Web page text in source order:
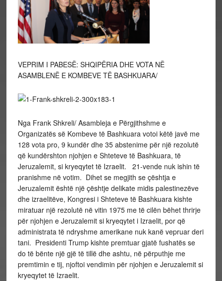
VEPRIM I PABESË: SHQIPËRIA DHE VOTA NË
ASAMBLENË E KOMBEVE TË BASHKUARA/
Nga Frank Shkreli/ Asambleja e Përgjithshme e
Organizatës së Kombeve të Bashkuara votoi këtë javë me
128 vota pro, 9 kundër dhe 35 abstenime për një rezolutë
që kundërshton njohjen e Shteteve të Bashkuara, të
Jeruzalemit, si kryeqytet të Izraelit. 21-vende nuk ishin të
pranishme në votim. Dihet se megjith se çështja e
Jeruzalemit është një çështje delikate midis palestinezëve
dhe izraelitëve, Kongresi i Shteteve të Bashkuara kishte
miratuar një rezolutë në vitin 1975 me të cilën bëhet thrirje
për njohjen e Jeruzalemit si kryeqytet i Izraelit, por që
administrata të ndryshme amerikane nuk kanë vepruar deri
tani. Presidenti Trump kishte premtuar gjatë fushatës se
do të bënte një gjë të tillë dhe ashtu, në përputhje me
premtimin e tij, njoftoi vendimin për njohjen e Jeruzalemit si
kryeqytet të Izraelit.